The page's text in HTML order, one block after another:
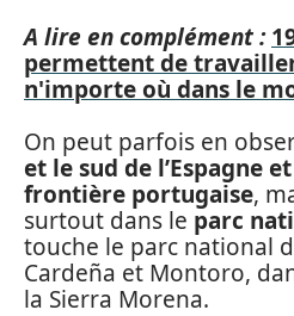
A lire en complément :
permettent de
n'importe où dans le
On peut parfois en
et le sud de l’Espagne
frontière portugaise,
surtout dans le parc
touche le parc national
Cardeña et Montoro,
la Sierra Morena.